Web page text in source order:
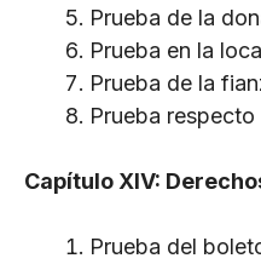
Prueba de la
Prueba en la
Prueba de la
Prueba
Capítulo XIV:
Prueba del